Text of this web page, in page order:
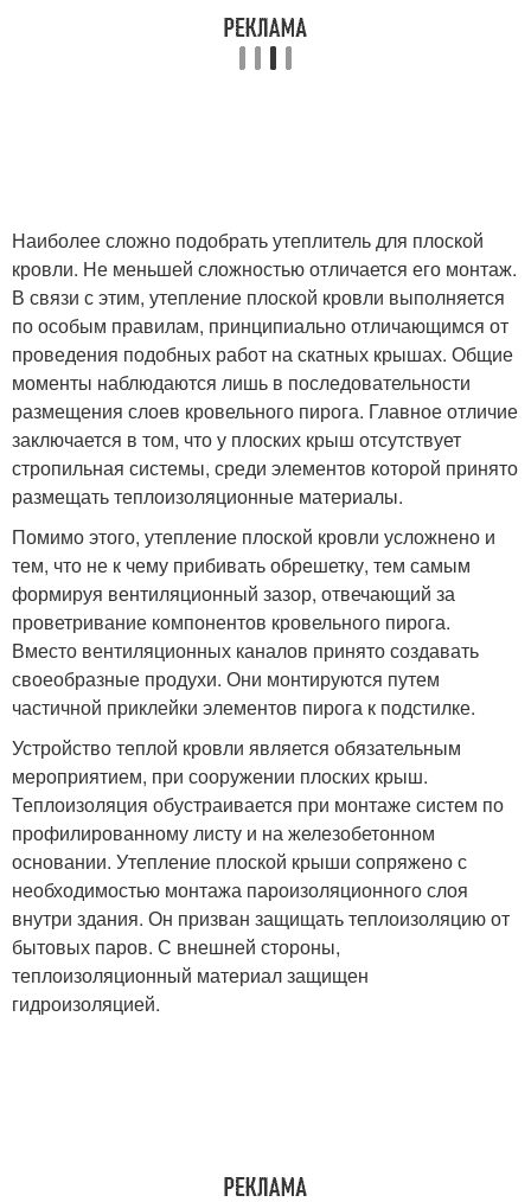
Наиболее сложно подобрать утеплитель для плоской
кровли. Не меньшей сложностью отличается его монтаж.
В связи с этим, утепление плоской кровли выполняется
по особым правилам, принципиально отличающимся от
проведения подобных работ на скатных крышах. Общие
моменты наблюдаются лишь в последовательности
размещения слоев кровельного пирога. Главное отличие
заключается в том, что у плоских крыш отсутствует
стропильная системы, среди элементов которой принято
размещать теплоизоляционные материалы.
Помимо этого, утепление плоской кровли усложнено и
тем, что не к чему прибивать обрешетку, тем самым
формируя вентиляционный зазор, отвечающий за
проветривание компонентов кровельного пирога.
Вместо вентиляционных каналов принято создавать
своеобразные продухи. Они монтируются путем
частичной приклейки элементов пирога к подстилке.
Устройство теплой кровли является обязательным
мероприятием, при сооружении плоских крыш.
Теплоизоляция обустраивается при монтаже систем по
профилированному листу и на железобетонном
основании. Утепление плоской крыши сопряжено с
необходимостью монтажа пароизоляционного слоя
внутри здания. Он призван защищать теплоизоляцию от
бытовых паров. С внешней стороны,
теплоизоляционный материал защищен
гидроизоляцией.